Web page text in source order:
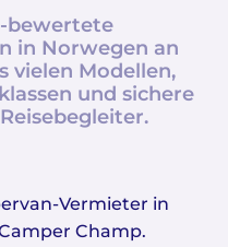
bewertete
in Norwegen an
vielen Modellen,
und sichere
Vermieter in
Champ.